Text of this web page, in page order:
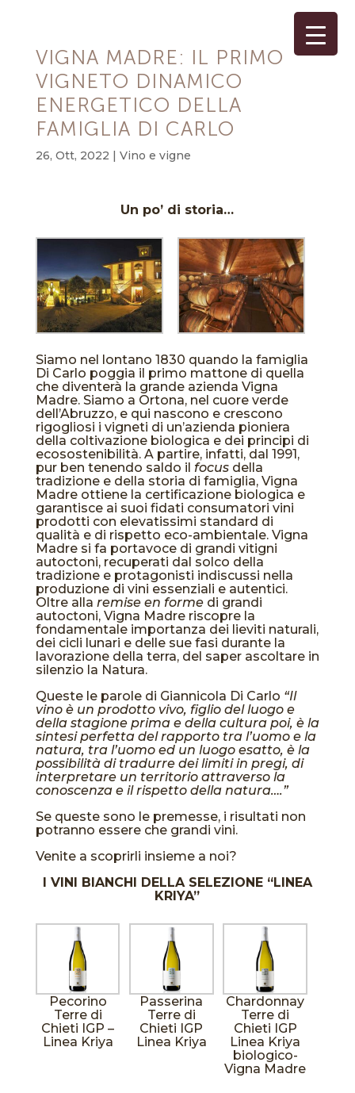
VIGNA MADRE: IL PRIMO
VIGNETO DINAMICO
ENERGETICO DELLA
FAMIGLIA DI CARLO
26, Ott, 2022 | Vino e vigne
Un po’ di storia…
Siamo nel lontano 1830 quando la famiglia
Di Carlo poggia il primo mattone di quella
che diventerà la grande azienda Vigna
Madre. Siamo a Ortona, nel cuore verde
dell’Abruzzo, e qui nascono e crescono
rigogliosi i vigneti di un’azienda pioniera
della coltivazione biologica e dei principi di
ecosostenibilità. A partire, infatti, dal 1991,
pur ben tenendo saldo il focusdella
tradizione e della storia di famiglia, Vigna
Madre ottiene la certificazione biologica e
garantisce ai suoi fidati consumatori vini
prodotti con elevatissimi standard di
qualità e di rispetto eco-ambientale. Vigna
Madre si fa portavoce di grandi vitigni
autoctoni, recuperati dal solco della
tradizione e protagonisti indiscussi nella
produzione di vini essenziali e autentici.
Oltre alla remise en formedi grandi
autoctoni, Vigna Madre riscopre la
fondamentale importanza dei lieviti naturali,
dei cicli lunari e delle sue fasi durante la
lavorazione della terra, del saper ascoltare in
silenzio la Natura.
Queste le parole di Giannicola Di Carlo “Il
vino è un prodotto vivo, figlio del luogo e
della stagione prima e della cultura poi, è la
sintesi perfetta del rapporto tra l’uomo e la
natura, tra l’uomo ed un luogo esatto, è la
possibilità di tradurre dei limiti in pregi, di
interpretare un territorio attraverso la
conoscenza e il rispetto della natura….”
Se queste sono le premesse, i risultati non
potranno essere che grandi vini.
Venite a scoprirli insieme a noi?
I VINI BIANCHI DELLA SELEZIONE “LINEA
KRIYA”
Pecorino
Terre di
Chieti IGP –
Linea Kriya
Passerina
Terre di
Chieti IGP
Linea Kriya
Chardonnay
Terre di
Chieti IGP
Linea Kriya
biologico-
Vigna Madre